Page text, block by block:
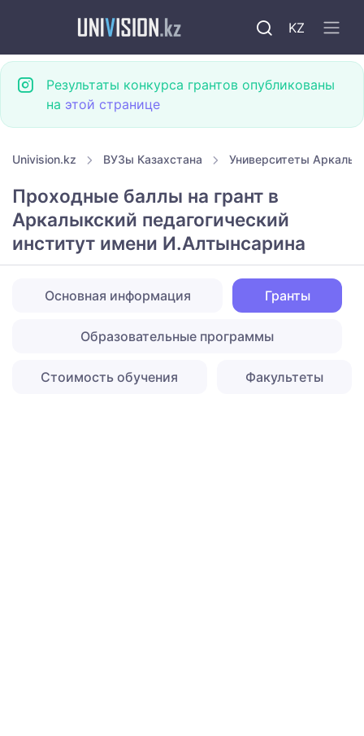
KZ
Результаты конкурса грантов опубликованы
на этой странице
Univision.kz ВУЗы Казахстана Университеты
Проходные баллы на грант в
Аркалыкский педагогический
институт имени И.Алтынсарина
Основная информация Гранты
Образовательные программы
Стоимость обучения Факультеты